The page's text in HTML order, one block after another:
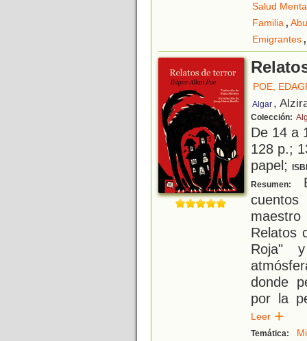
Salud
Familia,
Emigrantes,
POE,
Algar ,
Colección:
De 14 a
128 p.;
papel;
Resumen:
Relatos
Roja"
donde
por la
Leer
Temática: